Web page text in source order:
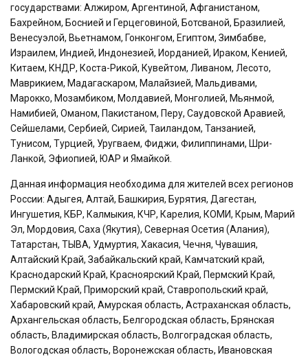
государствами: Алжиром, Аргентиной, Афганистаном,
Бахрейном, Боснией и Герцеговиной, Ботсваной, Бразилией,
Венесуэлой, Вьетнамом, Гонконгом, Египтом, Зимбабве,
Израилем, Индией, Индонезией, Иорданией, Ираком, Кенией,
Китаем, КНДР, Коста-Рикой, Кувейтом, Ливаном, Лесото,
Маврикием, Мадагаскаром, Малайзией, Мальдивами,
Марокко, Мозамбиком, Молдавией, Монголией, Мьянмой,
Намибией, Оманом, Пакистаном, Перу, Саудовской Аравией,
Сейшелами, Сербией, Сирией, Таиландом, Танзанией,
Тунисом, Турцией, Уругваем, Фиджи, Филиппинами, Шри-
Ланкой, Эфиопией, ЮАР и Ямайкой.
Данная информация необходима для жителей всех регионов
России: Адыгея, Алтай, Башкирия, Бурятия, Дагестан,
Ингушетия, КБР, Калмыкия, КЧР, Карелия, КОМИ, Крым, Марий
Эл, Мордовия, Саха (Якутия), Северная Осетия (Алания),
Татарстан, ТЫВА, Удмуртия, Хакасия, Чечня, Чувашия,
Алтайский Край, Забайкальский край, Камчатский край,
Краснодарский Край, Красноярский Край, Пермский Край,
Пермский Край, Приморский край, Ставропольский край,
Хабаровский край, Амурская область, Астраханская область,
Архангельская область, Белгородская область, Брянская
область, Владимирская область, Волгоградская область,
Вологодская область, Воронежская область, Ивановская